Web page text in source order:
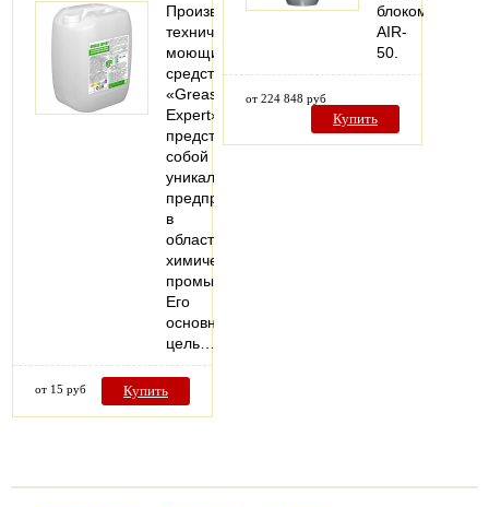
Производство
технических
моющих
средств
«Grease
Expert»
представляет
собой
уникальное
предприятие
в
области
химической
промышленности.
Его
основная
цель…
от 15 руб Купить
блоком
AIR-
50.
от 224 848 руб
Купить